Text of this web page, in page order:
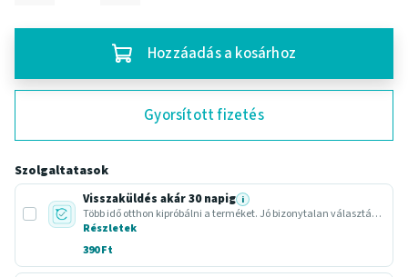
Hozzáadás a kosárhoz
Gyorsított fizetés
Szolgaltatasok
Visszaküldés akár 30 napig i
Több idő otthon kipróbálni a terméket. Jó bizonytalan választásnál vagy ajándéknál.
Részletek
390 Ft